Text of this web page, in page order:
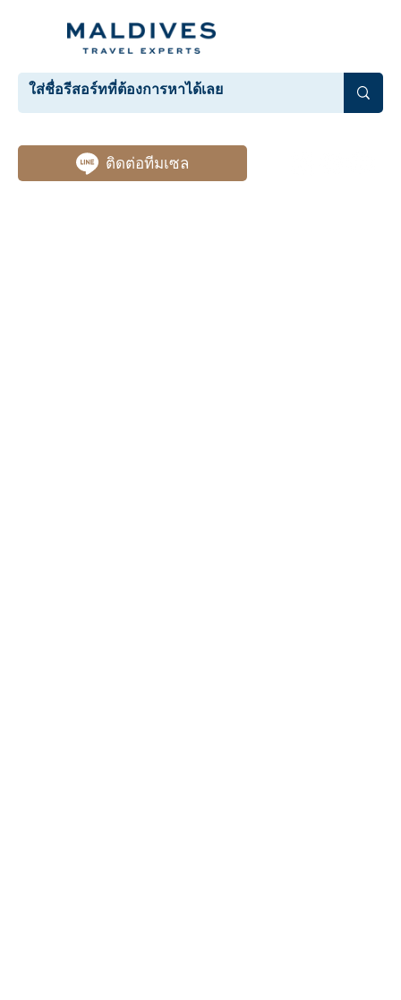
ติดต่อทีมเซล